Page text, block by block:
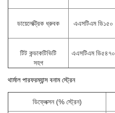
ডায়েলেক্ট্রিক ধ্রুবক এএসটিএম ডি১৫০
টিট কন্ডাকটিভিটি
সহগ
এএসটিএম ডি৫৪৭০
থার্মাল পারফরম্যান্স বনাম স্ট্রেন
ডিফ্লেক্সন (% স্ট্রেন)